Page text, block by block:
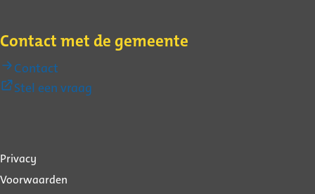
Contact met de gemeente
Contact
Stel een vraag
Over
deze
Privacy
Voorwaarden